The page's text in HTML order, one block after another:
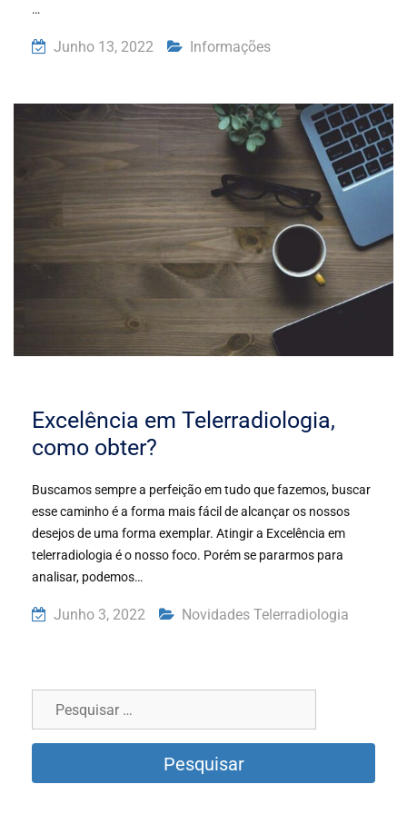
…
Junho 13, 2022 Informações
Excelência em Telerradiologia,
como obter?
Buscamos sempre a perfeição em tudo que fazemos, buscar
esse caminho é a forma mais fácil de alcançar os nossos
desejos de uma forma exemplar. Atingir a Excelência em
telerradiologia é o nosso foco. Porém se pararmos para
analisar, podemos…
Junho 3, 2022 Novidades Telerradiologia